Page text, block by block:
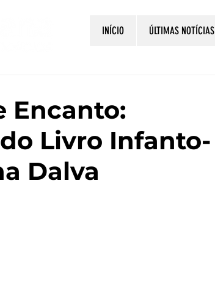
INÍCIO ÚLTIMAS NOTÍCIAS
Encanto:
Livro Infanto-
Dalva